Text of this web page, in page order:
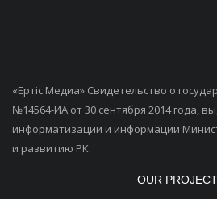
«Ертiс Медиа» Свидетельство о
№14564-ИА от 30 сентября 2014 года,
информатизации и информации
и развитию РК
OUR